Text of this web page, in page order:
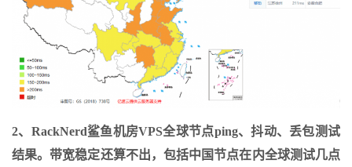
2、RackNerd鲨鱼机房VPS全球节点ping、抖动、丢包测试
结果。带宽稳定还算不出，包括中国节点在内全球测试几点